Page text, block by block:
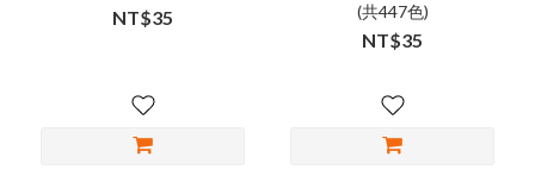
NT$35
(共447色)
NT$35